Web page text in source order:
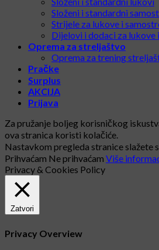
Složeni i standardni
Strijele za lukove i
Dijelovi i dodaci za lukove
Oprema za streljaštvo
Oprema za trening
Pračke
Surplus
AKCIJA
Prijava
Za pružanje boljeg korisničkog
ova stranica koristi kolačiće.
Nastavkom pregleda stranice slažete
Prihvaćam Ne prihvaćam Više
Privacy & Cookies Policy
Zatvori
Privacy Overview